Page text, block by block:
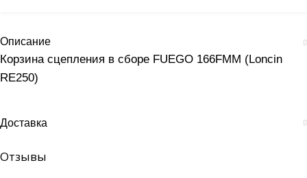
Описание
Корзина сцепления в сборе FUEGO 166FMM (Loncin
RE250)
Доставка
Отзывы